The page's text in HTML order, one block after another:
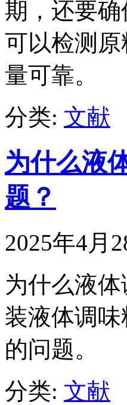
期，还要
可以检测
量可靠。
分类: 文献
为什么液
题？
2025年4月
为什么液
装液体调
的问题。
分类: 文献